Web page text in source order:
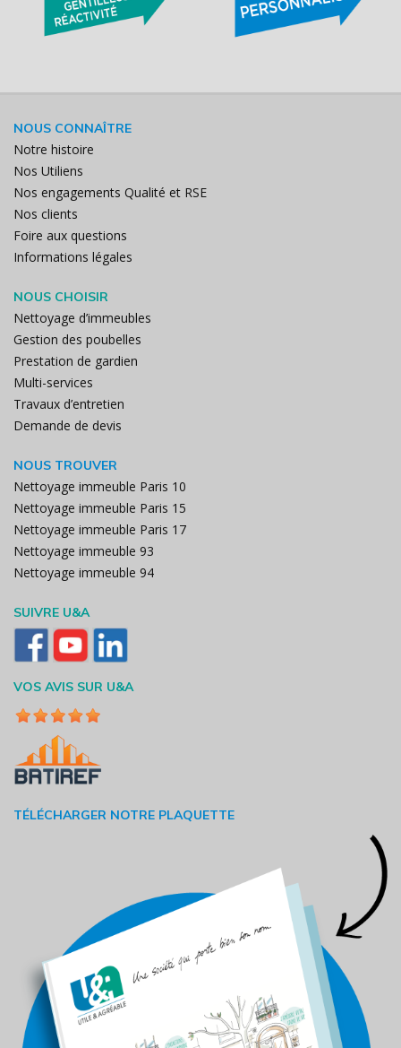
NOUS CONNAÎTRE
Notre histoire
Nos Utiliens
Nos engagements Qualité et RSE
Nos clients
Foire aux questions
Informations légales
NOUS CHOISIR
Nettoyage d’immeubles
Gestion des poubelles
Prestation de gardien
Multi-services
Travaux d’entretien
Demande de devis
NOUS TROUVER
Nettoyage immeuble Paris 10
Nettoyage immeuble Paris 15
Nettoyage immeuble Paris 17
Nettoyage immeuble 93
Nettoyage immeuble 94
SUIVRE U&A
VOS AVIS SUR U&A
TÉLÉCHARGER NOTRE PLAQUETTE